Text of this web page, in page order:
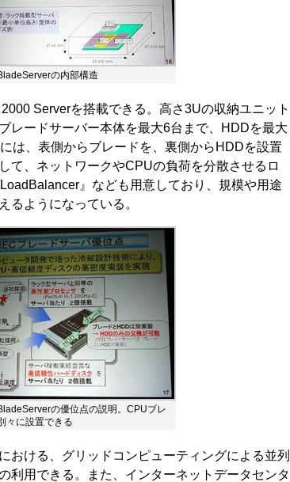
の内部構造
Serverを搭載できる。高さ3Uの収納ユニット
レードサーバー本体を最大6台まで、HDDを最大
は、表側からブレードを、裏側からHDDを設置
て、ネットワークやCPUの負荷を分散させるロ
』なども用意しており、規模や用途
るようになっている。
の優位点の説明。CPUブレ
々に設置できる
おける、グリッドコンピューティングによる並列
利用できる。また、インターネットデータセンタ